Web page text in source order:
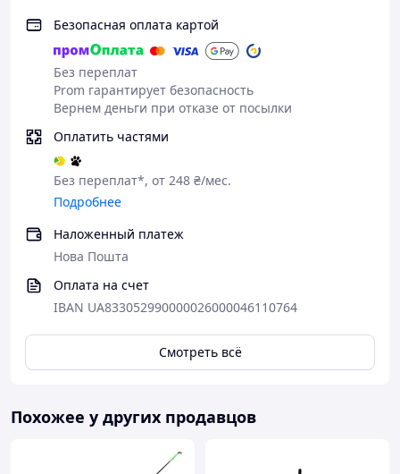
Безопасная оплата картой
Без переплат
Prom гарантирует безопасность
Вернем деньги при отказе от посылки
Оплатить частями
Без переплат*, от 248 ₴/мес.
Подробнее
Наложенный платеж
Нова Пошта
Оплата на счет
IBAN UA833052990000026000046110764
Смотреть всё
Похожее у других продавцов